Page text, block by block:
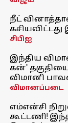
நீட்
கசியவிட்டது
சிபிஐ
இந்திய
கன்'
விமானி
விமானப்படை
எம்என்சி
கூட்டணி!